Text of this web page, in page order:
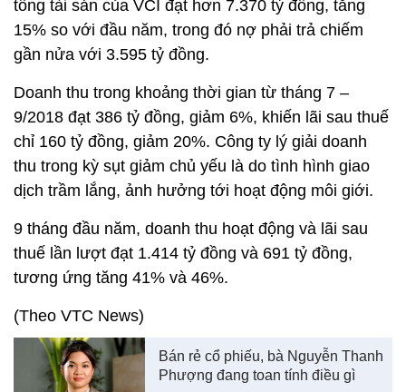
tổng tài sản của VCI đạt hơn 7.370 tỷ đồng, tăng
15% so với đầu năm, trong đó nợ phải trả chiếm
gần nửa với 3.595 tỷ đồng.
Doanh thu trong khoảng thời gian từ tháng 7 –
9/2018 đạt 386 tỷ đồng, giảm 6%, khiến lãi sau thuế
chỉ 160 tỷ đồng, giảm 20%. Công ty lý giải doanh
thu trong kỳ sụt giảm chủ yếu là do tình hình giao
dịch trầm lắng, ảnh hưởng tới hoạt động môi giới.
9 tháng đầu năm, doanh thu hoạt động và lãi sau
thuế lần lượt đạt 1.414 tỷ đồng và 691 tỷ đồng,
tương ứng tăng 41% và 46%.
(Theo VTC News)
Bán rẻ cổ phiếu, bà Nguyễn Thanh
Phượng đang toan tính điều gì